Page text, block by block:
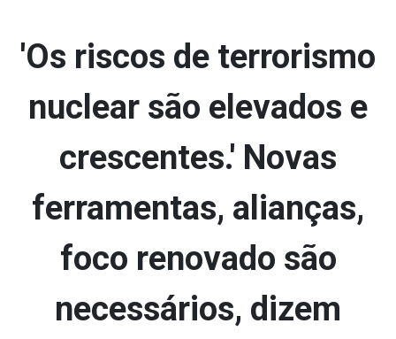
'Os riscos de terrorismo
nuclear são elevados e
crescentes.' Novas
ferramentas, alianças,
foco renovado são
necessários, dizem